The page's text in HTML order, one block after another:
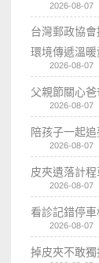
2026-08-07
台灣郵政協
環境傳遞溫
2026-08-07
父親節關心
2026-08-07
陪孩子一起
2026-08-07
皮夾遺落計
2026-08-07
看診記錯停
2026-08-07
掉皮夾不敢